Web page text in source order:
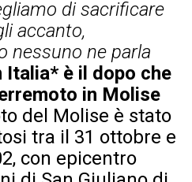
di sacrificare
accanto,
nessuno ne parla
Italia* è il dopo che
in Molise
del Molise è stato
tra il 31 ottobre e
con epicentro